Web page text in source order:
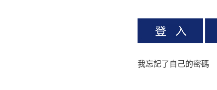
我忘記了自己的密碼